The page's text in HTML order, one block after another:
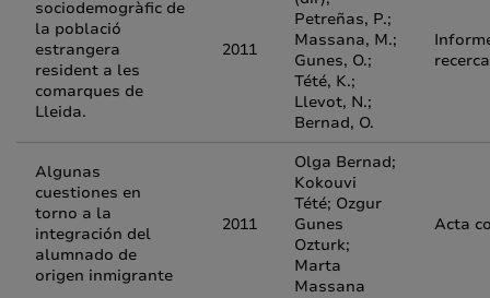
sociodemogràfic de
la població
estrangera
resident a les
comarques de
Lleida.
2011
Petreñas, P.;
Massana, M.;
Gunes, O.;
Tété, K.;
Llevot, N.;
Bernad, O.
recerca
Algunas
cuestiones en
torno a la
integración del
alumnado de
origen inmigrante
2011
Olga Bernad;
Kokouvi
Tété; Ozgur
Gunes
Ozturk;
Marta
Massana
Acta